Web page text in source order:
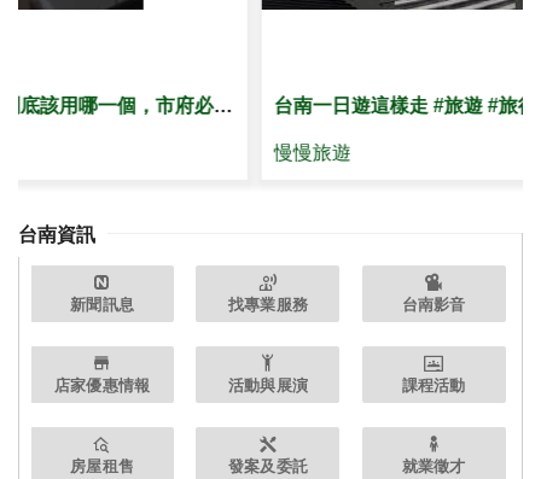
台南一日遊這樣走 #旅遊 #旅行 #一日遊
台南資訊
新聞訊息 找專業服務 台南影音
店家優惠情報 活動與展演 課程活動
房屋租售 發案及委託 就業徵才